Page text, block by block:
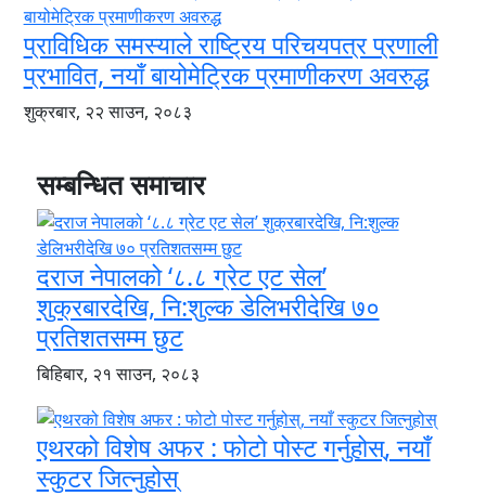
प्राविधिक समस्याले राष्ट्रिय परिचयपत्र प्रणाली
प्रभावित, नयाँ बायोमेट्रिक प्रमाणीकरण अवरुद्ध
शुक्रबार, २२ साउन, २०८३
सम्बन्धित समाचार
दराज नेपालको ‘८.८ ग्रेट एट सेल’
शुक्रबारदेखि, नि:शुल्क डेलिभरीदेखि ७०
प्रतिशतसम्म छुट
बिहिबार, २१ साउन, २०८३
एथरको विशेष अफर : फोटो पोस्ट गर्नुहोस्, नयाँ
स्कुटर जित्नुहोस्